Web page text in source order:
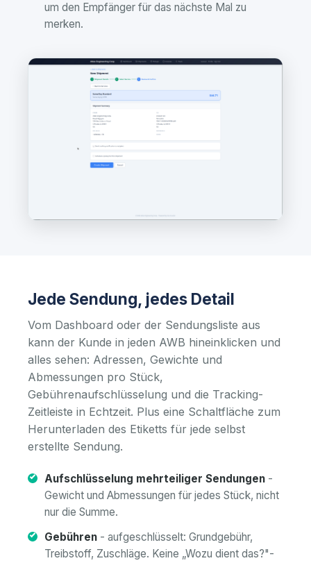
um den Empfänger für das nächste Mal zu
merken.
Jede Sendung, jedes Detail
Vom Dashboard oder der Sendungsliste aus
kann der Kunde in jeden AWB hineinklicken und
alles sehen: Adressen, Gewichte und
Abmessungen pro Stück,
Gebührenaufschlüsselung und die Tracking-
Zeitleiste in Echtzeit. Plus eine Schaltfläche zum
Herunterladen des Etiketts für jede selbst
erstellte Sendung.
Aufschlüsselung mehrteiliger Sendungen -
Gewicht und Abmessungen für jedes Stück, nicht
nur die Summe.
Gebühren - aufgeschlüsselt: Grundgebühr,
Treibstoff, Zuschläge. Keine „Wozu dient das?"-